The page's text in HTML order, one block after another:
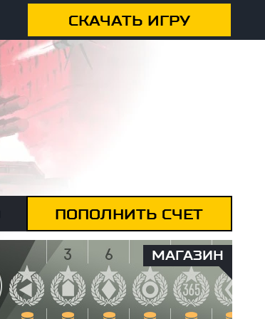
СКАЧАТЬ ИГРУ
ПОПОЛНИТЬ СЧЕТ
МАГАЗИН